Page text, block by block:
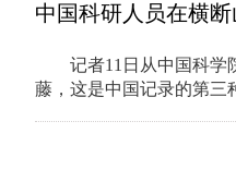
中国科研人员在横
记者11日从中国科学
藤，这是中国记录的第三